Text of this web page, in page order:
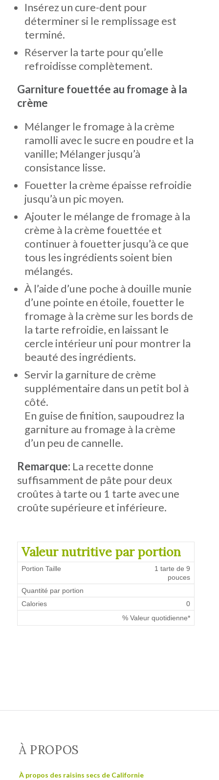
Insérez un cure-dent pour
déterminer si le remplissage est
terminé.
Réserver la tarte pour qu’elle
refroidisse complètement.
Garniture fouettée au fromage à la
crème
Mélanger le fromage à la crème
ramolli avec le sucre en poudre et la
vanille; Mélanger jusqu’à
consistance lisse.
Fouetter la crème épaisse refroidie
jusqu’à un pic moyen.
Ajouter le mélange de fromage à la
crème à la crème fouettée et
continuer à fouetter jusqu’à ce que
tous les ingrédients soient bien
mélangés.
À l’aide d’une poche à douille munie
d’une pointe en étoile, fouetter le
fromage à la crème sur les bords de
la tarte refroidie, en laissant le
cercle intérieur uni pour montrer la
beauté des ingrédients.
Servir la garniture de crème
supplémentaire dans un petit bol à
côté.
En guise de finition, saupoudrez la
garniture au fromage à la crème
d’un peu de cannelle.
Remarque: La recette donne
suffisamment de pâte pour deux
croûtes à tarte ou 1 tarte avec une
croûte supérieure et inférieure.
Valeur nutritive par portion
Portion Taille
1 tarte de 9
pouces
Quantité par portion
Calories
0
% Valeur quotidienne*
À PROPOS
À propos des raisins secs de Californie